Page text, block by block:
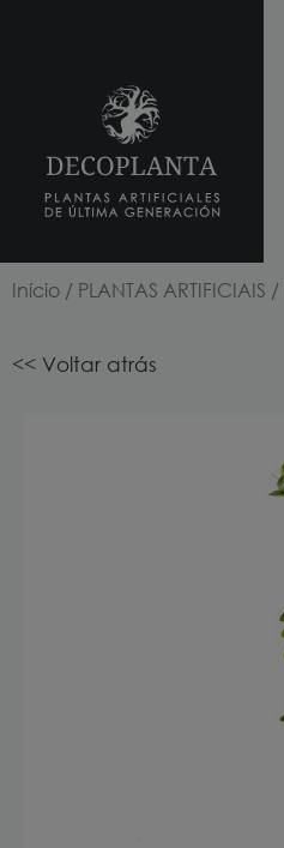
Início / PLANTAS ARTIFICIAIS /
<< Voltar atrás